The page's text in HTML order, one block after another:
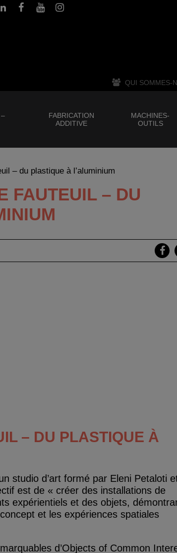
QUI SOMMES-
FABRICATION
ADDITIVE
MACHINES-
OUTILS
– du plastique à l’aluminium
FAUTEUIL – DU
– DU PLASTIQUE À
studio d’art formé par Eleni Petaloti
est de « créer des installations de
expérientiels et des objets,
et les expériences spatiales
d’Objects of Common